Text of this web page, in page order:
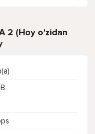
2 (Hoy o'zidan